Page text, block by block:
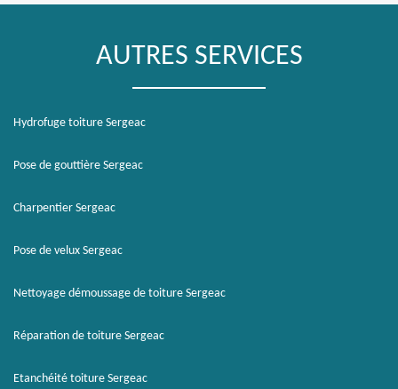
AUTRES SERVICES
Hydrofuge toiture Sergeac
Pose de gouttière Sergeac
Charpentier Sergeac
Pose de velux Sergeac
Nettoyage démoussage de toiture Sergeac
Réparation de toiture Sergeac
Etanchéité toiture Sergeac